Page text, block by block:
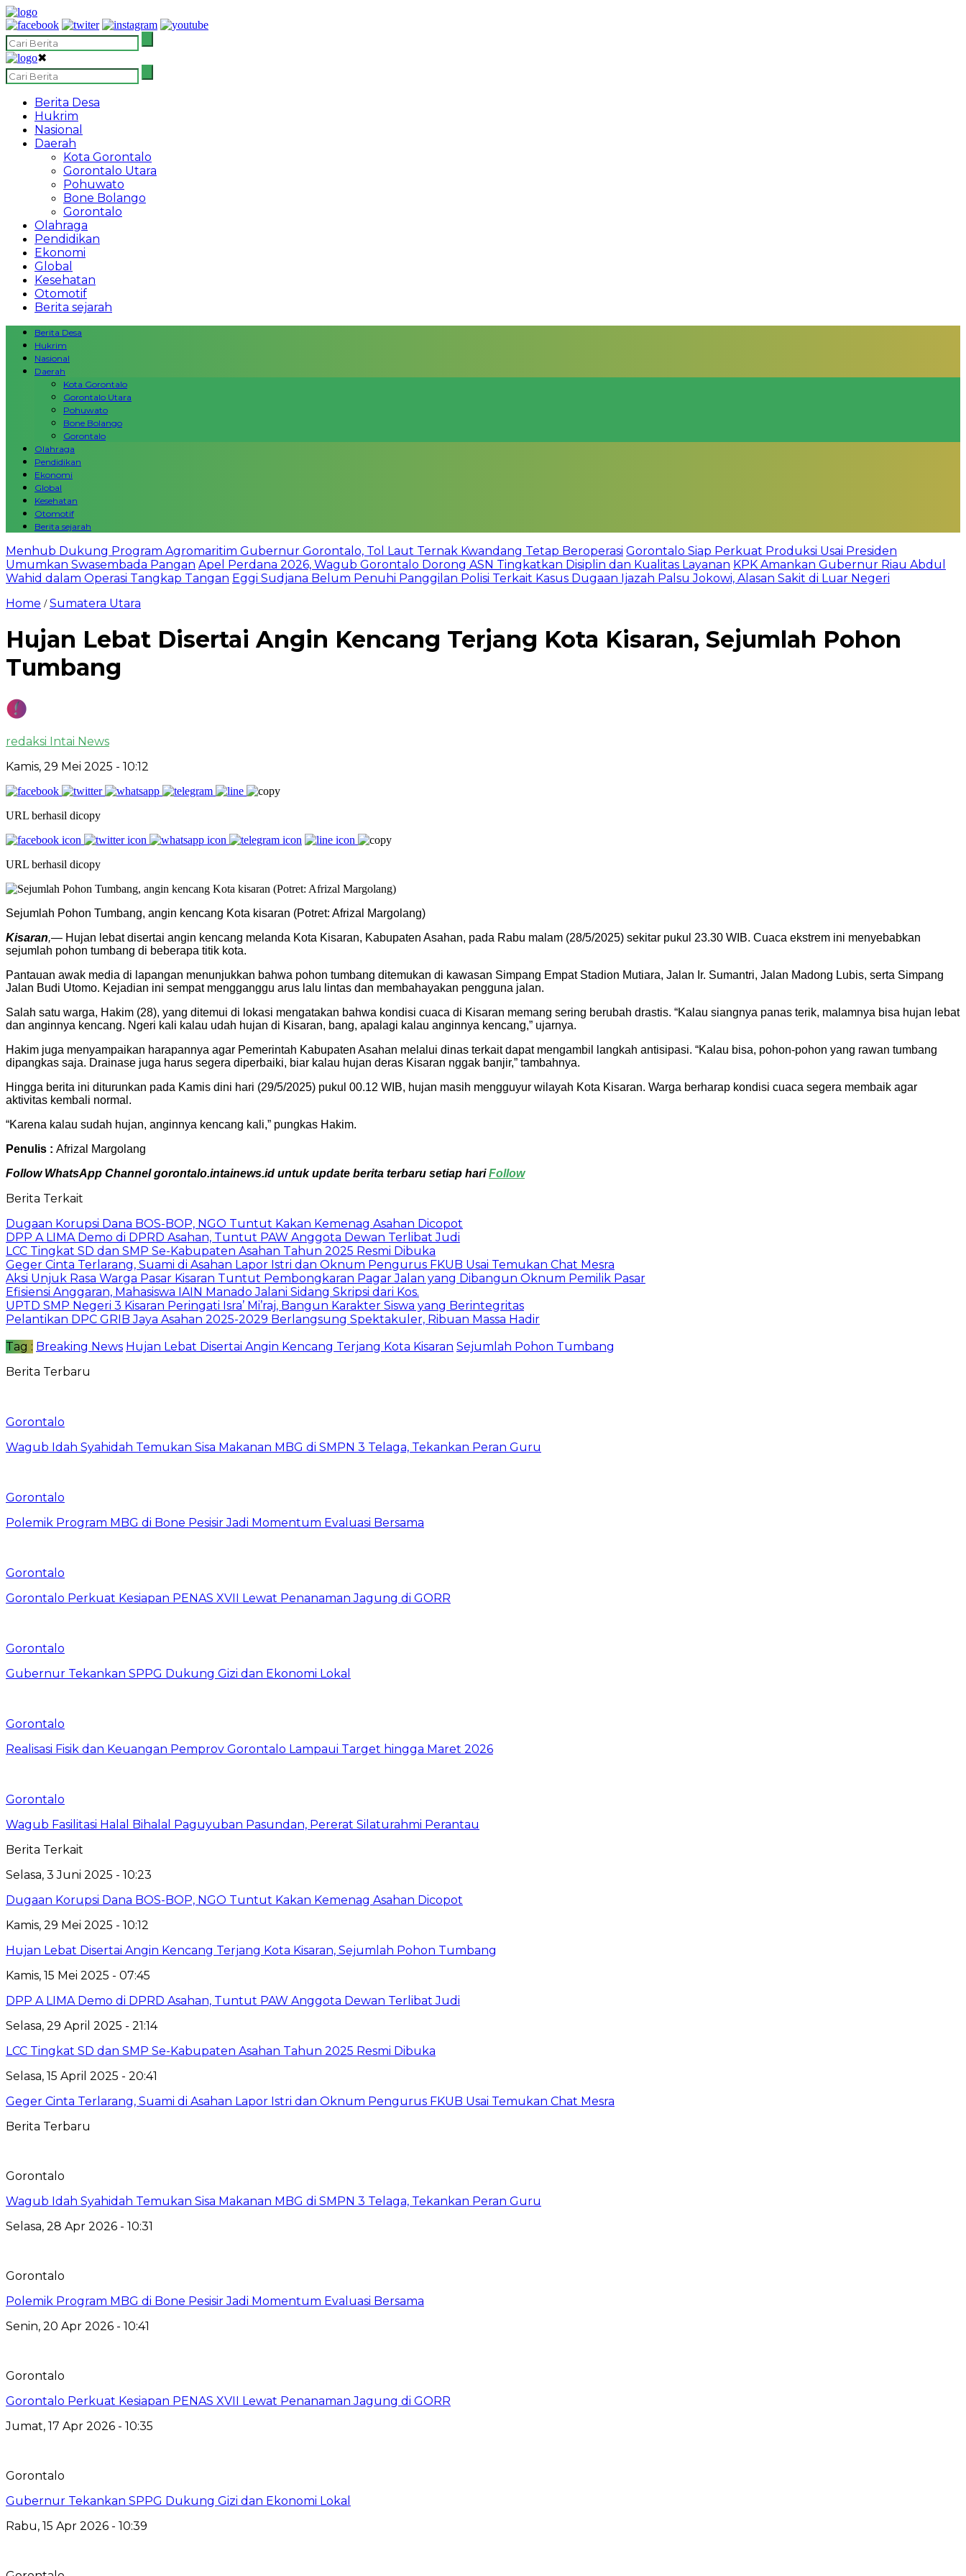
✖
Berita Desa
Hukrim
Nasional
Daerah
Kota Gorontalo
Gorontalo Utara
Pohuwato
Bone Bolango
Gorontalo
Olahraga
Pendidikan
Ekonomi
Global
Kesehatan
Otomotif
Berita sejarah
Berita Desa
Hukrim
Nasional
Daerah
Kota Gorontalo
Gorontalo Utara
Pohuwato
Bone Bolango
Gorontalo
Olahraga
Pendidikan
Ekonomi
Global
Kesehatan
Otomotif
Berita sejarah
Menhub Dukung Program Agromaritim Gubernur Gorontalo, Tol Laut Ternak Kwandang Tetap Beroperasi Gorontalo Siap Perkuat Produksi Usai Presiden
Umumkan Swasembada Pangan Apel Perdana 2026, Wagub Gorontalo Dorong ASN Tingkatkan Disiplin dan Kualitas Layanan KPK Amankan Gubernur Riau Abdul
Wahid dalam Operasi Tangkap Tangan Eggi Sudjana Belum Penuhi Panggilan Polisi Terkait Kasus Dugaan Ijazah Palsu Jokowi, Alasan Sakit di Luar Negeri
Home /Sumatera Utara
Hujan Lebat Disertai Angin Kencang Terjang Kota Kisaran, Sejumlah Pohon
Tumbang
redaksi Intai News
Kamis, 29 Mei 2025 - 10:12
URL berhasil dicopy
URL berhasil dicopy
Sejumlah Pohon Tumbang, angin kencang Kota kisaran (Potret: Afrizal Margolang)
Kisaran,— Hujan lebat disertai angin kencang melanda Kota Kisaran, Kabupaten Asahan, pada Rabu malam (28/5/2025) sekitar pukul 23.30 WIB. Cuaca ekstrem ini menyebabkan
sejumlah pohon tumbang di beberapa titik kota.
Pantauan awak media di lapangan menunjukkan bahwa pohon tumbang ditemukan di kawasan Simpang Empat Stadion Mutiara, Jalan Ir. Sumantri, Jalan Madong Lubis, serta Simpang
Jalan Budi Utomo. Kejadian ini sempat mengganggu arus lalu lintas dan membahayakan pengguna jalan.
Salah satu warga, Hakim (28), yang ditemui di lokasi mengatakan bahwa kondisi cuaca di Kisaran memang sering berubah drastis. “Kalau siangnya panas terik, malamnya bisa hujan lebat
dan anginnya kencang. Ngeri kali kalau udah hujan di Kisaran, bang, apalagi kalau anginnya kencang,” ujarnya.
Hakim juga menyampaikan harapannya agar Pemerintah Kabupaten Asahan melalui dinas terkait dapat mengambil langkah antisipasi. “Kalau bisa, pohon-pohon yang rawan tumbang
dipangkas saja. Drainase juga harus segera diperbaiki, biar kalau hujan deras Kisaran nggak banjir,” tambahnya.
Hingga berita ini diturunkan pada Kamis dini hari (29/5/2025) pukul 00.12 WIB, hujan masih mengguyur wilayah Kota Kisaran. Warga berharap kondisi cuaca segera membaik agar
aktivitas kembali normal.
“Karena kalau sudah hujan, anginnya kencang kali,” pungkas Hakim.
Penulis : Afrizal Margolang
Follow WhatsApp Channel gorontalo.intainews.id untuk update berita terbaru setiap hariFollow
Berita Terkait
Dugaan Korupsi Dana BOS-BOP, NGO Tuntut Kakan Kemenag Asahan Dicopot
DPP A LIMA Demo di DPRD Asahan, Tuntut PAW Anggota Dewan Terlibat Judi
LCC Tingkat SD dan SMP Se-Kabupaten Asahan Tahun 2025 Resmi Dibuka
Geger Cinta Terlarang, Suami di Asahan Lapor Istri dan Oknum Pengurus FKUB Usai Temukan Chat Mesra
Aksi Unjuk Rasa Warga Pasar Kisaran Tuntut Pembongkaran Pagar Jalan yang Dibangun Oknum Pemilik Pasar
Efisiensi Anggaran, Mahasiswa IAIN Manado Jalani Sidang Skripsi dari Kos.
UPTD SMP Negeri 3 Kisaran Peringati Isra’ Mi’raj, Bangun Karakter Siswa yang Berintegritas
Pelantikan DPC GRIB Jaya Asahan 2025-2029 Berlangsung Spektakuler, Ribuan Massa Hadir
Tag : Breaking News Hujan Lebat Disertai Angin Kencang Terjang Kota Kisaran Sejumlah Pohon Tumbang
Berita Terbaru
Gorontalo
Wagub Idah Syahidah Temukan Sisa Makanan MBG di SMPN 3 Telaga, Tekankan Peran Guru
Gorontalo
Polemik Program MBG di Bone Pesisir Jadi Momentum Evaluasi Bersama
Gorontalo
Gorontalo Perkuat Kesiapan PENAS XVII Lewat Penanaman Jagung di GORR
Gorontalo
Gubernur Tekankan SPPG Dukung Gizi dan Ekonomi Lokal
Gorontalo
Realisasi Fisik dan Keuangan Pemprov Gorontalo Lampaui Target hingga Maret 2026
Gorontalo
Wagub Fasilitasi Halal Bihalal Paguyuban Pasundan, Pererat Silaturahmi Perantau
Berita Terkait
Selasa, 3 Juni 2025 - 10:23
Dugaan Korupsi Dana BOS-BOP, NGO Tuntut Kakan Kemenag Asahan Dicopot
Kamis, 29 Mei 2025 - 10:12
Hujan Lebat Disertai Angin Kencang Terjang Kota Kisaran, Sejumlah Pohon Tumbang
Kamis, 15 Mei 2025 - 07:45
DPP A LIMA Demo di DPRD Asahan, Tuntut PAW Anggota Dewan Terlibat Judi
Selasa, 29 April 2025 - 21:14
LCC Tingkat SD dan SMP Se-Kabupaten Asahan Tahun 2025 Resmi Dibuka
Selasa, 15 April 2025 - 20:41
Geger Cinta Terlarang, Suami di Asahan Lapor Istri dan Oknum Pengurus FKUB Usai Temukan Chat Mesra
Berita Terbaru
Gorontalo
Wagub Idah Syahidah Temukan Sisa Makanan MBG di SMPN 3 Telaga, Tekankan Peran Guru
Selasa, 28 Apr 2026 - 10:31
Gorontalo
Polemik Program MBG di Bone Pesisir Jadi Momentum Evaluasi Bersama
Senin, 20 Apr 2026 - 10:41
Gorontalo
Gorontalo Perkuat Kesiapan PENAS XVII Lewat Penanaman Jagung di GORR
Jumat, 17 Apr 2026 - 10:35
Gorontalo
Gubernur Tekankan SPPG Dukung Gizi dan Ekonomi Lokal
Rabu, 15 Apr 2026 - 10:39